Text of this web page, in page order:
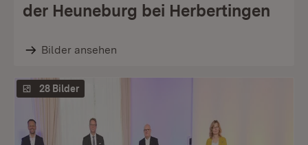
der Heuneburg bei Herbertingen
Bilder ansehen
28 Bilder